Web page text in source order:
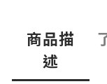
商品描
述